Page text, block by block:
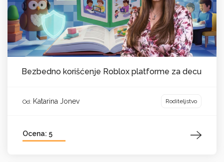
Bezbedno korišćenje Roblox platforme za decu
Od: Katarina Jonev Roditeljstvo
Ocena: 5